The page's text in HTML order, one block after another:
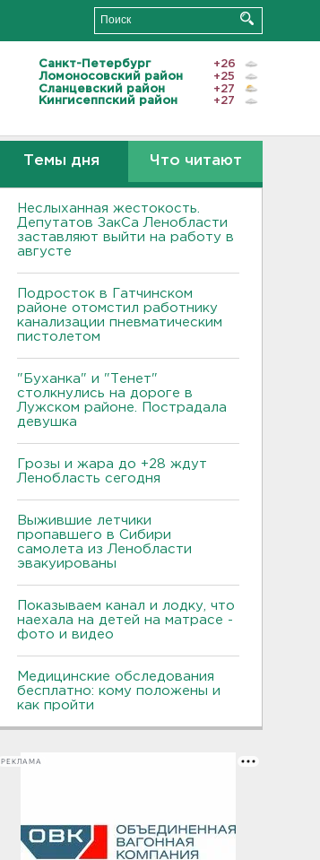
Санкт-Петербург
+26
Ломоносовский район
+25
Сланцевский район
+27
Кингисеппский район
+27
Темы дня Что читают
Неслыханная жестокость.
Депутатов ЗакСа Ленобласти
заставляют выйти на работу в
августе
Подросток в Гатчинском
районе отомстил работнику
канализации пневматическим
пистолетом
"Буханка" и "Тенет"
столкнулись на дороге в
Лужском районе. Пострадала
девушка
Грозы и жара до +28 ждут
Ленобласть сегодня
Выжившие летчики
пропавшего в Сибири
самолета из Ленобласти
эвакуированы
Показываем канал и лодку, что
наехала на детей на матрасе -
фото и видео
Медицинские обследования
бесплатно: кому положены и
как пройти
РЕКЛАМА